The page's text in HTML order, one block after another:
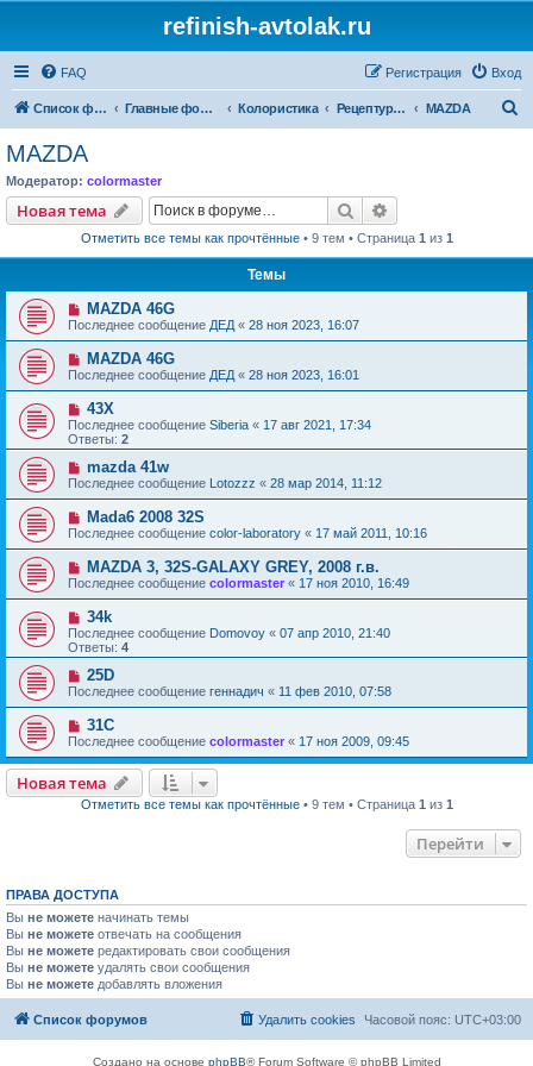
refinish-avtolak.ru
FAQ Вход
Регистрация
Список форумов Главные форумы Колористика Рецептуры участников (архив) MAZDA
MAZDA
Модератор: colormaster
Новая тема Поиск
Отметить все темы как прочтённые• 9 тем • Страница 1 из 1
Темы
MAZDA 46G
Последнее сообщение ДЕД « 28 ноя 2023, 16:07
MAZDA 46G
Последнее сообщение ДЕД « 28 ноя 2023, 16:01
43X
Последнее сообщение Siberia « 17 авг 2021, 17:34
Ответы: 2
mazda 41w
Последнее сообщение Lotozzz « 28 мар 2014, 11:12
Mada6 2008 32S
Последнее сообщение color-laboratory « 17 май 2011, 10:16
MAZDA 3, 32S-GALAXY GREY, 2008 г.в.
Последнее сообщение colormaster « 17 ноя 2010, 16:49
34k
Последнее сообщение Domovoy « 07 апр 2010, 21:40
Ответы: 4
25D
Последнее сообщение геннадич « 11 фев 2010, 07:58
31С
Последнее сообщение colormaster « 17 ноя 2009, 09:45
Новая тема
Отметить все темы как прочтённые• 9 тем • Страница 1 из 1
Перейти
ПРАВА ДОСТУПА
Вы не можете начинать темы
Вы не можете отвечать на сообщения
Вы не можете редактировать свои сообщения
Вы не можете удалять свои сообщения
Вы не можете добавлять вложения
Список форумов Часовой пояс: UTC+03:00
Удалить cookies
Создано на основе phpBB® Forum Software © phpBB Limited